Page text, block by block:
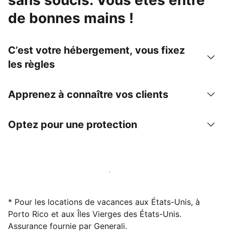
de bonnes mains !
C’est votre hébergement, vous fixez
les règles
Apprenez à connaître vos clients
Optez pour une protection
Accueillez des clients avec nous dès maintenant
* Pour les locations de vacances aux États-Unis, à
Porto Rico et aux Îles Vierges des États-Unis.
Assurance fournie par Generali.